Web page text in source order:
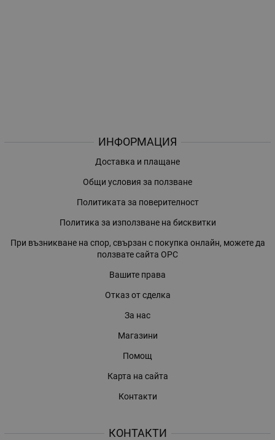
ИНФОРМАЦИЯ
Доставка и плащане
Общи условия за ползване
Политиката за поверителност
Политика за използване на бисквитки
При възникване на спор, свързан с покупка онлайн, можете да
ползвате сайта ОРС
Вашите права
Отказ от сделка
За нас
Магазини
Помощ
Карта на сайта
Контакти
КОНТАКТИ